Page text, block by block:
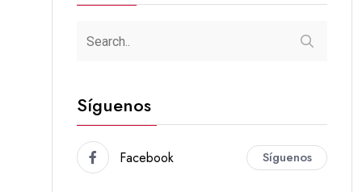
Síguenos
Facebook Síguenos